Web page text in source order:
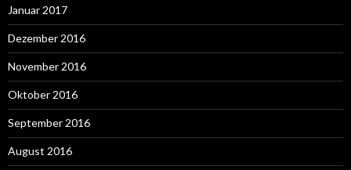
Januar 2017
Dezember 2016
November 2016
Oktober 2016
September 2016
August 2016